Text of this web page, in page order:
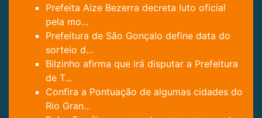
Prefeita Aize Bezerra decreta luto oficial
pela mo...
Prefeitura de São Gonçalo define data do
sorteio d...
Bilzinho afirma que irá disputar a Prefeitura
de T...
Confira a Pontuação de algumas cidades do
Rio Gran...